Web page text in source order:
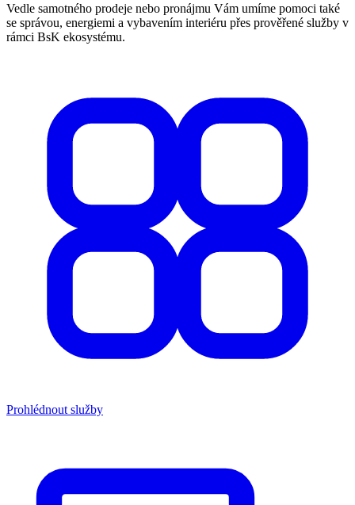
Vedle samotného prodeje nebo pronájmu Vám umíme pomoci také
se správou, energiemi a vybavením interiéru přes prověřené služby v
rámci BsK ekosystému.
Prohlédnout služby